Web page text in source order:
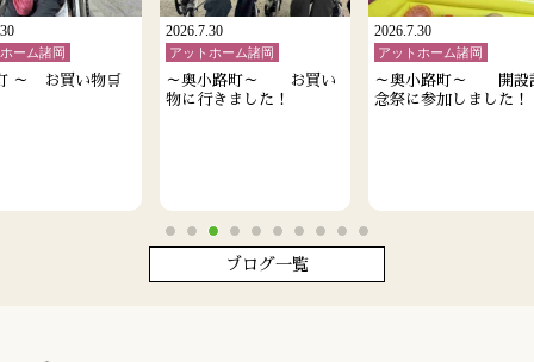
ーム諸岡
～ お買い物🛒
2026.7.30
アットホーム諸岡
～奥小路町～ お買い
物に行きました！
2026.7.30
アットホーム諸岡
～奥小路町～ 開設
念祭に参加しました！
ブログ一覧